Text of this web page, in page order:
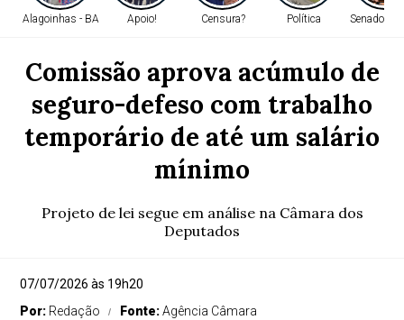
Alagoinhas - BA Apoio! Censura? Política Senado
Comissão aprova acúmulo de
seguro-defeso com trabalho
temporário de até um salário
mínimo
Projeto de lei segue em análise na Câmara dos
Deputados
07/07/2026 às 19h20
Por: Redação Fonte:Agência Câmara